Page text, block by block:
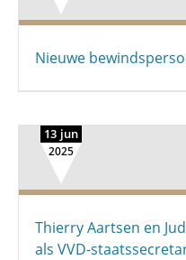
Nieuwe
13 jun
2025
Thierry Aartsen en
als VVD-